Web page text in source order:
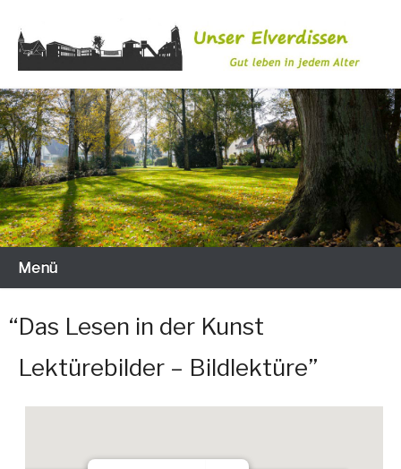
Inhalt
wechseln
Unser Elverdissen
Menü
“Das Lesen in der Kunst
Lektürebilder – Bildlektüre”